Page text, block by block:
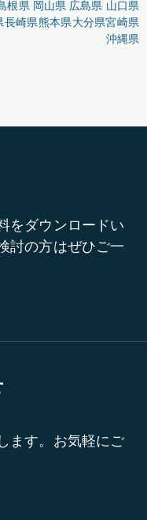
根県 岡山県 広島県 山口県
長崎県熊本県大分県宮崎県
沖縄県
をダウンロードい
討の方はぜひご一
ます。お気軽にご